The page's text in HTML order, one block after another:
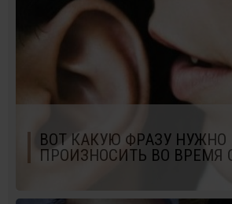
ВОТ КАКУЮ ФРАЗУ НУЖНО
ПРОИЗНОСИТЬ ВО ВРЕМЯ